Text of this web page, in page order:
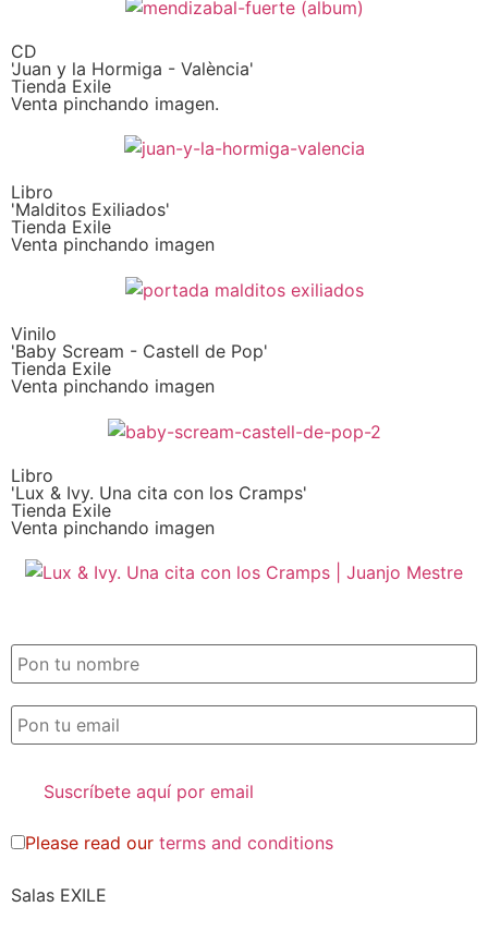
CD
'Juan y la Hormiga - València'
Tienda Exile
Venta pinchando imagen.
Libro
'Malditos Exiliados'
Tienda Exile
Venta pinchando imagen
Vinilo
'Baby Scream - Castell de Pop'
Tienda Exile
Venta pinchando imagen
Libro
'Lux & Ivy. Una cita con los Cramps'
Tienda Exile
Venta pinchando imagen
Please read our terms and conditions
Salas EXILE